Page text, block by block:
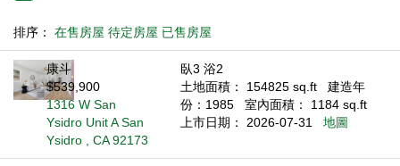
排序： 在售房屋 待定房屋 已售房屋
康斗
$539,900
1316 W San
Ysidro Unit A San
Ysidro , CA 92173
臥3 浴2
土地面積： 154825 sq.ft
建造年
份：1985
室內面積： 1184 sq.ft
上市日期： 2026-07-31
地圖